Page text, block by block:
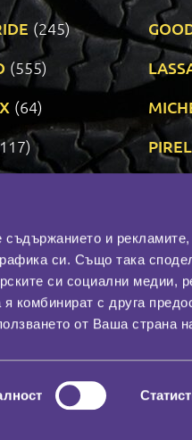
съдържанието и
си. Също така
си социални медии,
комбинират с друга
от Ваша страна
(245)
(555)
(64)